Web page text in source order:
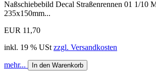
Naßschiebebild Decal Straßenrennen 01 1/10
235x150mm...
EUR 11,70
inkl. 19 % USt zzgl. Versandkosten
mehr... In den Warenkorb